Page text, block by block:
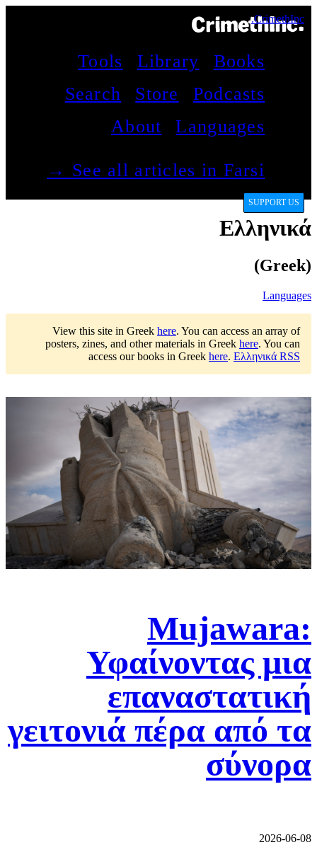
CrimethInc.
Books
Library
Tools
Podcasts
Store
Search
Languages
About
See all articles in Farsi →
SUPPORT US
Ελληνικά
(Greek)
Languages
View this site in Greek here. You can access an array of
posters, zines, and other materials in Greek here. You can
access our books in Greek here. Ελληνικά RSS
Mujawara:
Υφαίνοντας μια
επαναστατική
γειτονιά πέρα από τα
σύνορα
2026-06-08